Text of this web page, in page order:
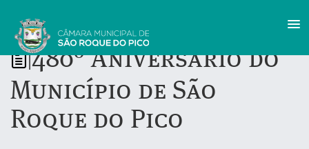
480º Aniversário do
Município de São
Roque do Pico